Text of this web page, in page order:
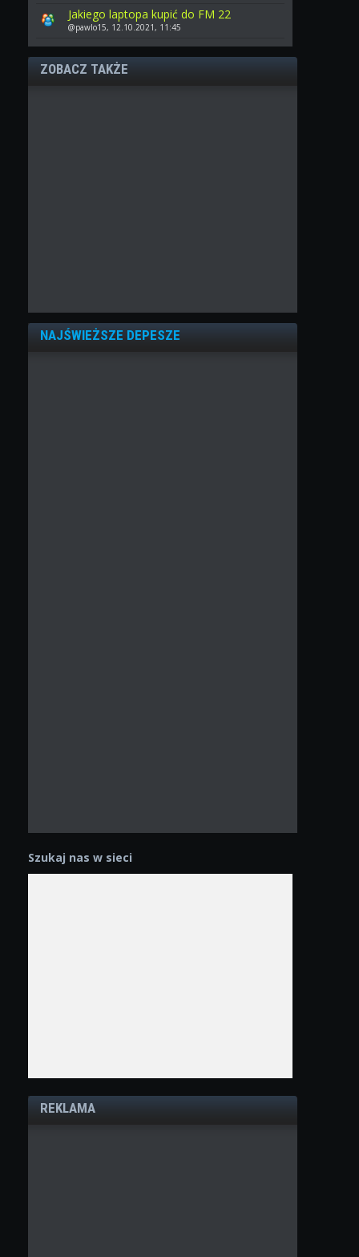
Jakiego laptopa kupić do FM 22
@pawlo15, 12.10.2021, 11:45
ZOBACZ TAKŻE
NAJŚWIEŻSZE DEPESZE
Szukaj nas w sieci
REKLAMA